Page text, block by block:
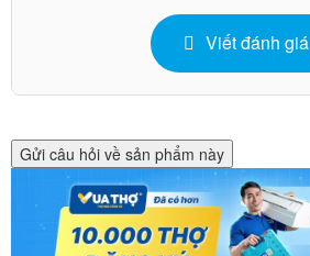
Viết đánh giá
Gửi câu hỏi về sản phẩm này